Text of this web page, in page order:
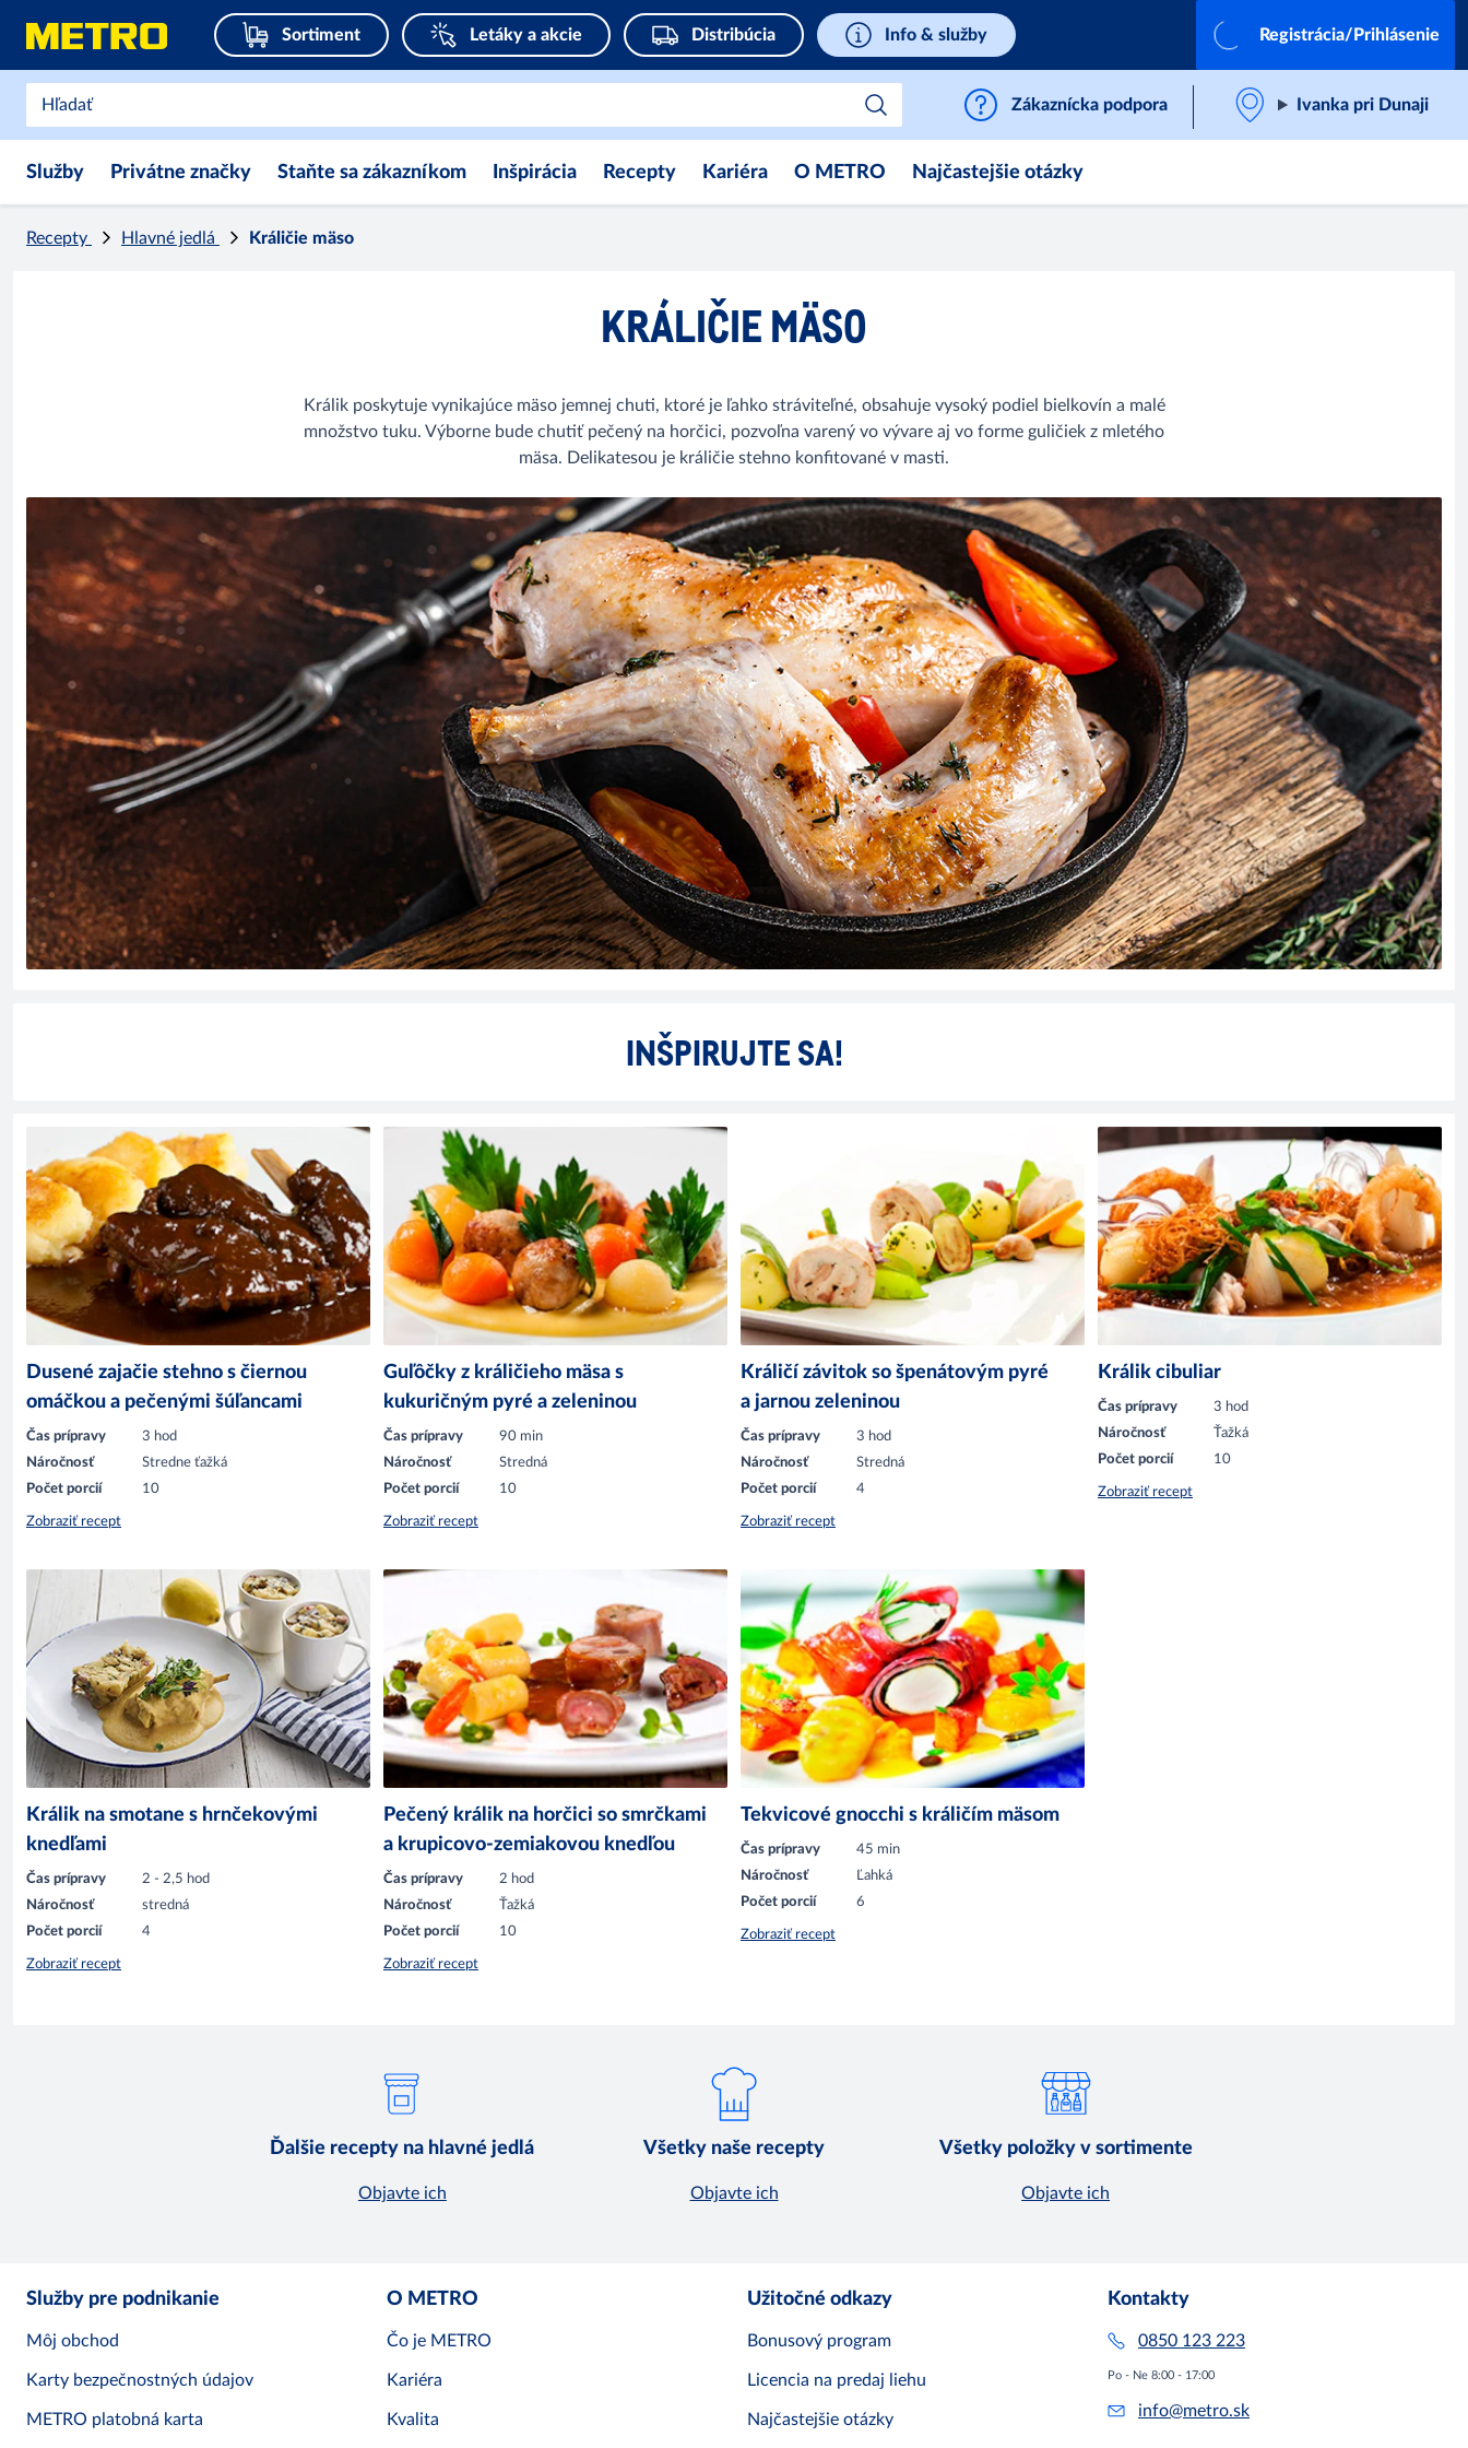
Sortiment Letáky a akcie Distribúcia Info & služby Registrácia/Prihlásenie
Zákaznícka podpora Ivanka pri Dunaji
Služby Privátne značky Staňte sa zákazníkom Inšpirácia Recepty Kariéra O METRO Najčastejšie otázky
Recepty Hlavné jedlá Králičie mäso
KRÁLIČIE MÄSO
Králik poskytuje vynikajúce mäso jemnej chuti, ktoré je ľahko stráviteľné, obsahuje vysoký podiel bielkovín a malé
množstvo tuku. Výborne bude chutiť pečený na horčici, pozvoľna varený vo vývare aj vo forme guličiek z mletého
mäsa. Delikatesou je králičie stehno konfitované v masti.
INŠPIRUJTE SA!
Dusené zajačie stehno s čiernou
omáčkou a pečenými šúľancami
Čas prípravy
3 hod
Náročnosť
Stredne ťažká
Počet porcií
10
Zobraziť recept
Guľôčky z králičieho mäsa s
kukuričným pyré a zeleninou
Čas prípravy
90 min
Náročnosť
Stredná
Počet porcií
10
Zobraziť recept
Králičí závitok so špenátovým pyré
a jarnou zeleninou
Čas prípravy
3 hod
Náročnosť
Stredná
Počet porcií
4
Zobraziť recept
Králik cibuliar
Čas prípravy
3 hod
Náročnosť
Ťažká
Počet porcií
10
Zobraziť recept
Králik na smotane s hrnčekovými
knedľami
Čas prípravy
2 - 2,5 hod
Náročnosť
stredná
Počet porcií
4
Zobraziť recept
Pečený králik na horčici so smrčkami
a krupicovo-zemiakovou knedľou
Čas prípravy
2 hod
Náročnosť
Ťažká
Počet porcií
10
Zobraziť recept
Tekvicové gnocchi s králičím mäsom
Čas prípravy
45 min
Náročnosť
Ľahká
Počet porcií
6
Zobraziť recept
Ďalšie recepty na hlavné jedlá
Objavte ich
Všetky naše recepty
Objavte ich
Všetky položky v sortimente
Objavte ich
Služby pre podnikanie
Môj obchod
Karty bezpečnostných údajov
METRO platobná karta
O METRO
Čo je METRO
Kariéra
Kvalita
Užitočné odkazy
Bonusový program
Licencia na predaj liehu
Najčastejšie otázky
Kontakty
0850 123 223
Po - Ne 8:00 - 17:00
info@metro.sk